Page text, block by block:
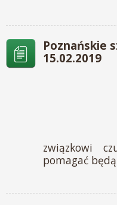
Poznańskie
15.02.2019
związkowi
pomagać